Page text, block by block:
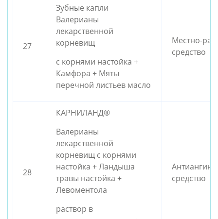
27
Зубные капли
Валерианы
лекарственной
корневищ
с корнями настойка +
Камфора + Мяты
перечной листьев масло
Местно-
средство
28
КАРНИЛАНД®
Валерианы
лекарственной
корневищ с корнями
настойка + Ландыша
травы настойка +
Левоментола
раствор в
средство